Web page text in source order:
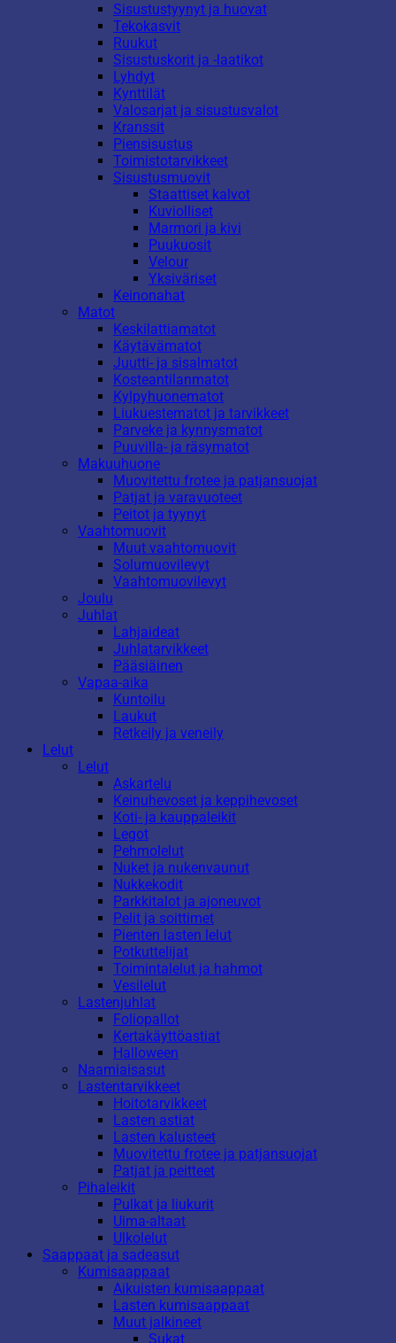
Sisustustyynyt ja huovat
Tekokasvit
Ruukut
Sisustuskorit ja -laatikot
Lyhdyt
Kynttilät
Valosarjat ja sisustusvalot
Kranssit
Piensisustus
Toimistotarvikkeet
Sisustusmuovit
Staattiset kalvot
Kuviolliset
Marmori ja kivi
Puukuosit
Velour
Yksiväriset
Keinonahat
Matot
Keskilattiamatot
Käytävämatot
Juutti- ja sisalmatot
Kosteantilanmatot
Kylpyhuonematot
Liukuestematot ja tarvikkeet
Parveke ja kynnysmatot
Puuvilla- ja räsymatot
Makuuhuone
Muovitettu frotee ja patjansuojat
Patjat ja varavuoteet
Peitot ja tyynyt
Vaahtomuovit
Muut vaahtomuovit
Solumuovilevyt
Vaahtomuovilevyt
Joulu
Juhlat
Lahjaideat
Juhlatarvikkeet
Pääsiäinen
Vapaa-aika
Kuntoilu
Laukut
Retkeily ja veneily
Lelut
Lelut
Askartelu
Keinuhevoset ja keppihevoset
Koti- ja kauppaleikit
Legot
Pehmolelut
Nuket ja nukenvaunut
Nukkekodit
Parkkitalot ja ajoneuvot
Pelit ja soittimet
Pienten lasten lelut
Potkuttelijat
Toimintalelut ja hahmot
Vesilelut
Lastenjuhlat
Foliopallot
Kertakäyttöastiat
Halloween
Naamiaisasut
Lastentarvikkeet
Hoitotarvikkeet
Lasten astiat
Lasten kalusteet
Muovitettu frotee ja patjansuojat
Patjat ja peitteet
Pihaleikit
Pulkat ja liukurit
Uima-altaat
Ulkolelut
Saappaat ja sadeasut
Kumisaappaat
Aikuisten kumisaappaat
Lasten kumisaappaat
Muut jalkineet
Sukat